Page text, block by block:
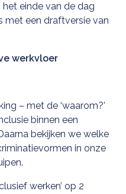
het einde van de dag
met een draftversie van
werkvloer
– met de ‘waarom?’
binnen een
bekijken we welke
in onze
werken’ op 2